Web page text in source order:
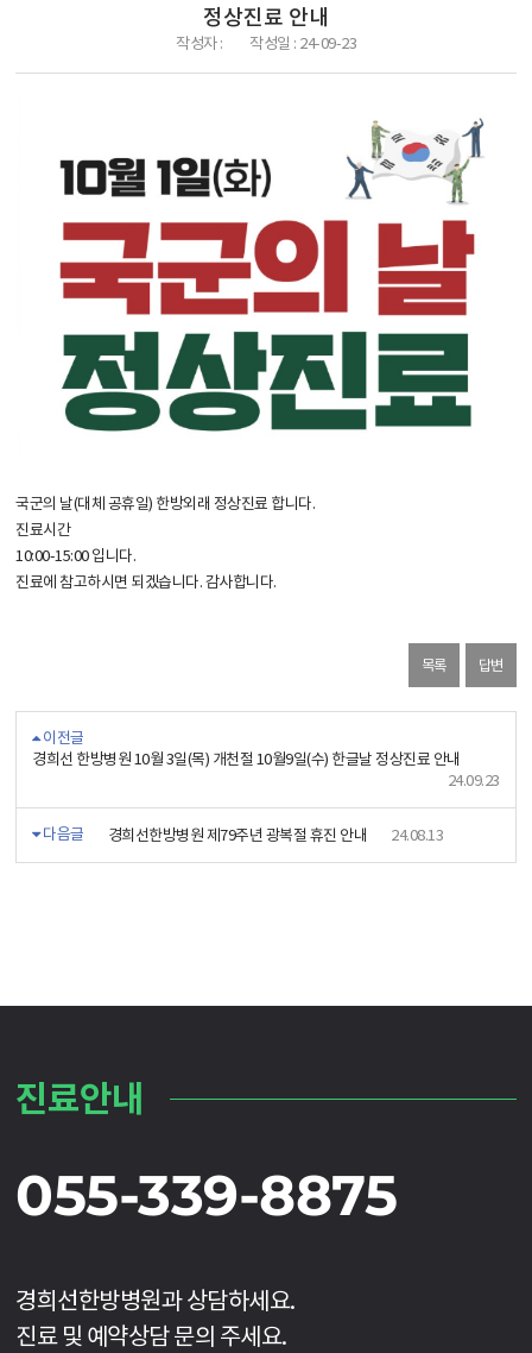
정상진료 안내
작성자 : 작성일 : 24-09-23
국군의 날(대체 공휴일) 한방외래 정상진료 합니다.
진료시간
10:00-15:00 입니다.
진료에 참고하시면 되겠습니다. 감사합니다.
목록 답변
이전글
경희선 한방병원 10월 3일(목) 개천절 10월9일(수) 한글날 정상진료 안내
24.09.23
다음글 경희선한방병원 제79주년 광복절 휴진 안내 24.08.13
진료안내
055-339-8875
경희선한방병원과 상담하세요.
진료 및 예약상담 문의 주세요.